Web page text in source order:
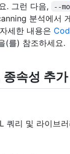
. 그런 다음, --
분석에서
세한 내용은
(를) 참조하세요.
속성 추가
쿼리 및 라이브